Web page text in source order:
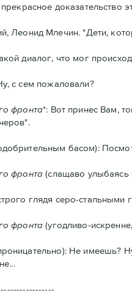
доказательство
Леонид Млечин. "Дети,
диалог, что мог
с сем пожаловали?
фронта*: Вот принес Вам,
басом):
фронта (слащаво
глядя серо-
фронта (угодливо-
Не имеешь?
------